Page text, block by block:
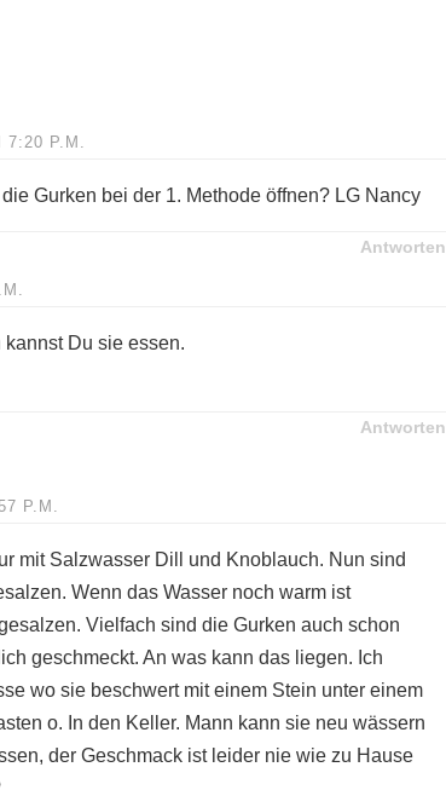
7:20 P.M.
Gurken bei der 1. Methode öffnen? LG Nancy
Antworten
Du sie essen.
Antworten
P.M.
mit Salzwasser Dill und Knoblauch. Nun sind
Wenn das Wasser noch warm ist
Vielfach sind die Gurken auch schon
geschmeckt. An was kann das liegen. Ich
wo sie beschwert mit einem Stein unter einem
o. In den Keller. Mann kann sie neu wässern
der Geschmack ist leider nie wie zu Hause